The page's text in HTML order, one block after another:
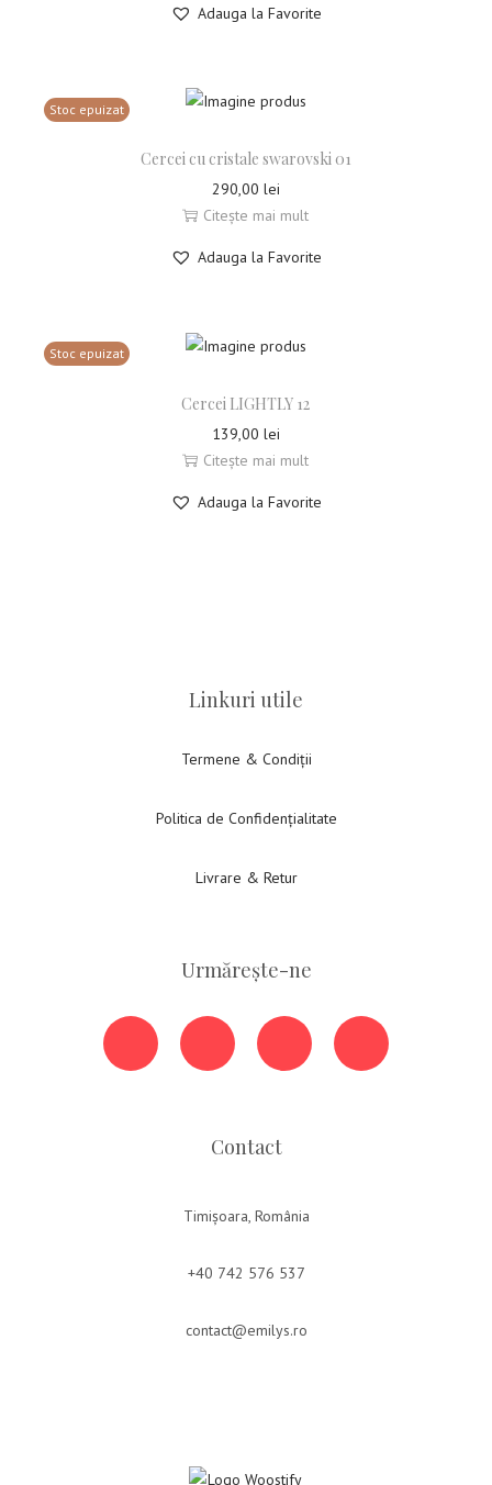
Adauga la Favorite
Stoc epuizat
Cercei cu cristale swarovski 01
290,00 lei
Citește mai mult
Adauga la Favorite
Stoc epuizat
Cercei LIGHTLY 12
139,00 lei
Citește mai mult
Adauga la Favorite
Linkuri utile
Termene & Condiții
Politica de Confidențialitate
Livrare & Retur
Urmărește-ne
Contact
Timișoara, România
+40 742 576 537
contact@emilys.ro